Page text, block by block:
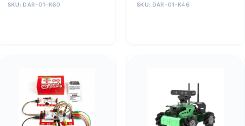
SKU: DAR-01-K60 SKU: DAR-01-K46